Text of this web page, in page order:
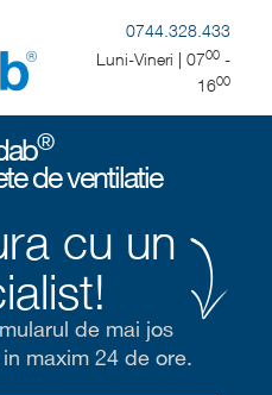
0744.328.433
Luni-Vineri | 0700 -
1600
®
de ventilatie
cu un
de mai jos
maxim 24 de ore.